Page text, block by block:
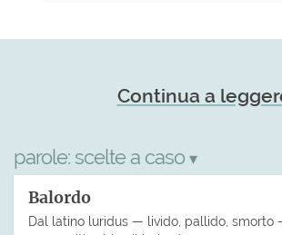
Continua a
parole: scelte a caso ▾
Balordo
Dal latino luridus — livido, pallido, smorto